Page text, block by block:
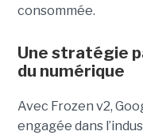
consommée.
Une stratégie
du numérique
Avec Frozen v2,
engagée dans